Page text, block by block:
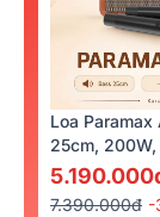
Loa
25cm,
7.390.000đ -